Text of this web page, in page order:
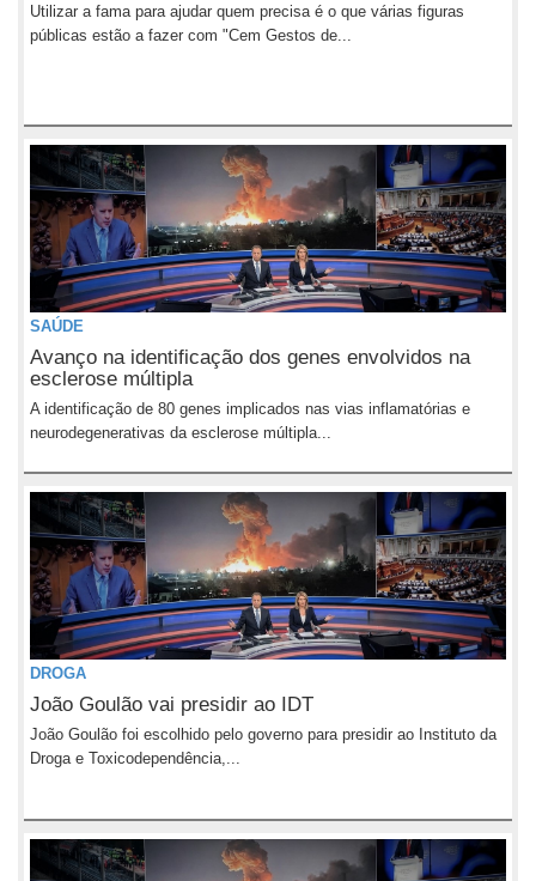
Utilizar a fama para ajudar quem precisa é o que várias figuras
públicas estão a fazer com "Cem Gestos de...
SAÚDE
Avanço na identificação dos genes envolvidos na
esclerose múltipla
A identificação de 80 genes implicados nas vias inflamatórias e
neurodegenerativas da esclerose múltipla...
DROGA
João Goulão vai presidir ao IDT
João Goulão foi escolhido pelo governo para presidir ao Instituto da
Droga e Toxicodependência,...